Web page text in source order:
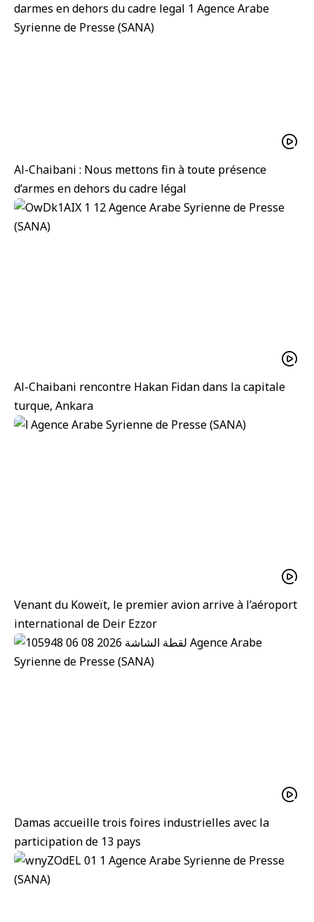
Al-Chaibani : Nous mettons fin à toute présence
d’armes en dehors du cadre légal
Al-Chaibani rencontre Hakan Fidan dans la capitale
turque, Ankara
Venant du Koweït, le premier avion arrive à l’aéroport
international de Deir Ezzor
Damas accueille trois foires industrielles avec la
participation de 13 pays